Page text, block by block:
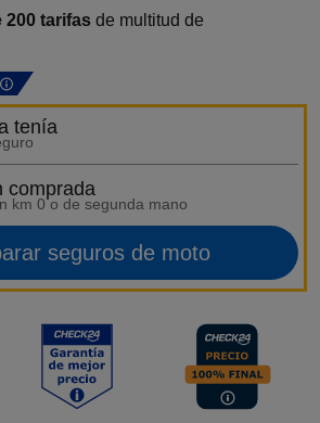
200 tarifas de multitud de
tenía
comprada
km 0 o de segunda mano
seguros de moto